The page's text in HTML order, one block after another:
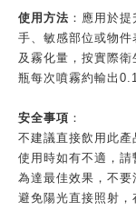
使用方法 ：應用於
手、敏感部位或物
及霧化量，按實際
瓶每次噴霧約輸出
安全事項 ：
不建議直接飲用此產
使用時如有不適，請
為達最佳效果，不要
避免陽光直接照射，